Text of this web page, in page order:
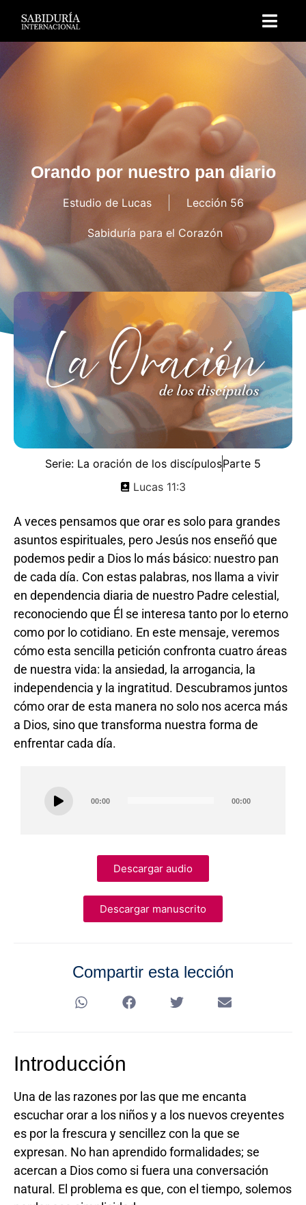
Orando por nuestro pan diario
Estudio de Lucas Lección 56
Sabiduría para el Corazón
Serie: La oración de los discípulosParte 5
Lucas 11:3
A veces pensamos que orar es solo para grandes
asuntos espirituales, pero Jesús nos enseñó que
podemos pedir a Dios lo más básico: nuestro pan
de cada día. Con estas palabras, nos llama a vivir
en dependencia diaria de nuestro Padre celestial,
reconociendo que Él se interesa tanto por lo eterno
como por lo cotidiano. En este mensaje, veremos
cómo esta sencilla petición confronta cuatro áreas
de nuestra vida: la ansiedad, la arrogancia, la
independencia y la ingratitud. Descubramos juntos
cómo orar de esta manera no solo nos acerca más
a Dios, sino que transforma nuestra forma de
enfrentar cada día.
00:00 00:00
Descargar audio
Descargar manuscrito
Compartir esta lección
Introducción
Una de las razones por las que me encanta
escuchar orar a los niños y a los nuevos creyentes
es por la frescura y sencillez con la que se
expresan. No han aprendido formalidades; se
acercan a Dios como si fuera una conversación
natural. El problema es que, con el tiempo, solemos